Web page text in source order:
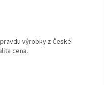
5 z 5 hvězdiček.
výrobky z České
cena.
5 z 5 hvězdiček.